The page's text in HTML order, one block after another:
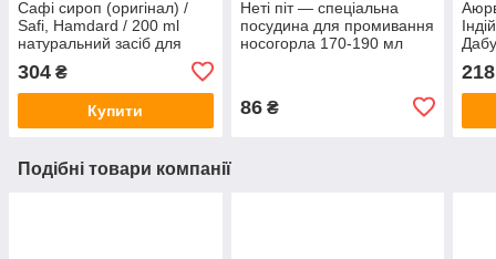
Сафі сироп (оригінал) /
Safi, Hamdard / 200 ml
натуральний засіб для
висипаннях
304 ₴
Купити
Неті піт — спеціальна
посудина для промивання
носогорла 170-190 мл
86₴
218
Подібні товари компанії